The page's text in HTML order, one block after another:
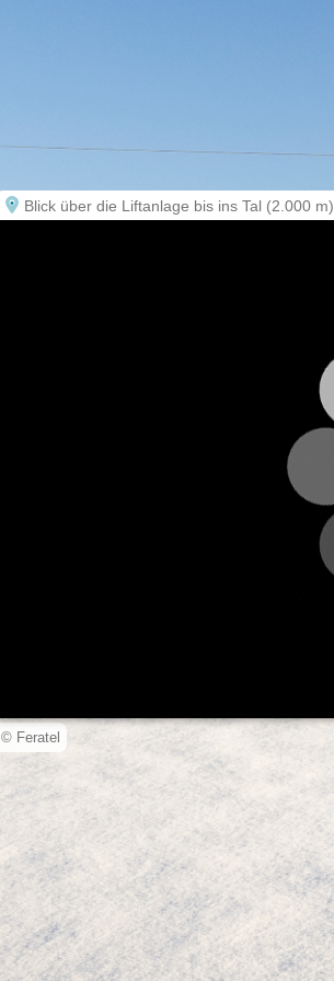
Blick über die Liftanlage bis ins Tal (2.000 m)
© Feratel